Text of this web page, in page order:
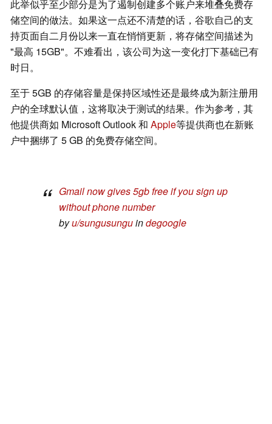
此举似乎至少部分是为了遏制创建多个账户来堆叠免费存
储空间的做法。如果这一点还不清楚的话，谷歌自己的支
持页面自二月份以来一直在悄悄更新，将存储空间描述为
"最高 15GB"。不难看出，该公司为这一变化打下基础已有
时日。
至于 5GB 的存储容量是保持区域性还是最终成为新注册用
户的全球默认值，这将取决于测试的结果。作为参考，其
他提供商如 Microsoft Outlook 和 Apple等提供商也在新账
户中捆绑了 5 GB 的免费存储空间。
Gmail now gives 5gb free if you sign up
without phone number
byu/sungusunguindegoogle